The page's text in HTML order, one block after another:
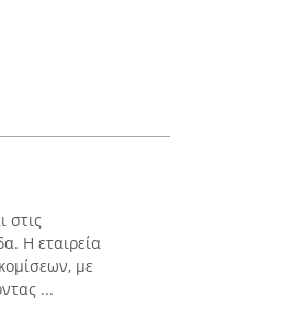
στις
Η εταιρεία
με
...